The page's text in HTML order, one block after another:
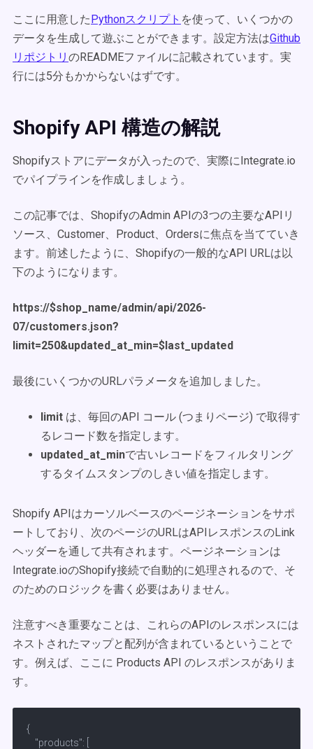
ここに用意したPythonスクリプト を使って、いくつかの
データを生成して遊ぶことができます。設定方法はGithub
リポジトリ のREADMEファイルに記載されています。実
行には5分もかからないはずです。
Shopify API 構造の解説
Shopifyストアにデータが入ったので、実際にIntegrate.io
でパイプラインを作成しましょう。
この記事では、ShopifyのAdmin APIの3つの主要なAPIリ
ソース、Customer、Product、Ordersに焦点を当てていき
ます。前述したように、Shopifyの一般的なAPI URLは以
下のようになります。
https://$shop_name/admin/api/2026-
07/customers.json?
limit=250&updated_at_min=$last_updated
最後にいくつかのURLパラメータを追加しました。
limit は、毎回のAPI コール (つまりページ) で取得す
るレコード数を指定します。
updated_at_minで古いレコードをフィルタリング
するタイムスタンプのしきい値を指定します。
Shopify APIはカーソルベースのページネーションをサポ
ートしており、次のページのURLはAPIレスポンスのLink
ヘッダーを通して共有されます。ページネーションは
Integrate.ioのShopify接続で自動的に処理されるので、そ
のためのロジックを書く必要はありません。
注意すべき重要なことは、これらのAPIのレスポンスには
ネストされたマップと配列が含まれているということで
す。例えば、ここに Products API のレスポンスがありま
す。
{
    "products": [